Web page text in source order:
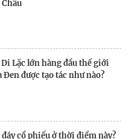
Lặc lớn hàng đầu thế giới
Đen được tạo tác như nào?
đáy cổ phiếu ở thời điểm này?